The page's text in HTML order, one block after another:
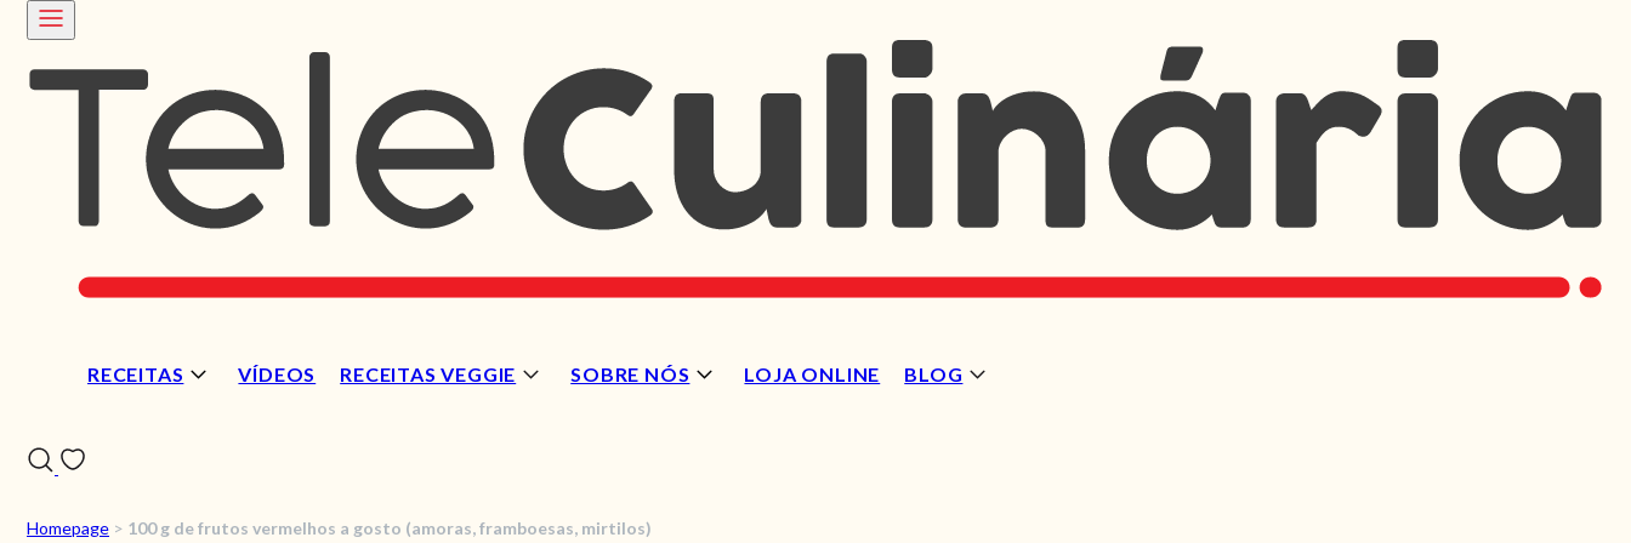
RECEITAS VÍDEOS RECEITAS VEGGIE SOBRE NÓS LOJA ONLINE BLOG
Homepage > 100 g de frutos vermelhos a gosto (amoras, framboesas, mirtilos)